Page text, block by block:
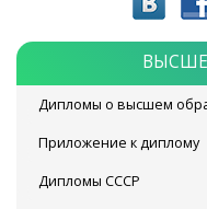
Дипломы о высшем
Приложение к диплому
Дипломы СССР